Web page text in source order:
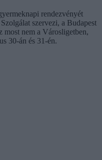
rendezvényét
szervezi, a Budapest
most nem a Városligetben,
30-án és 31-én.